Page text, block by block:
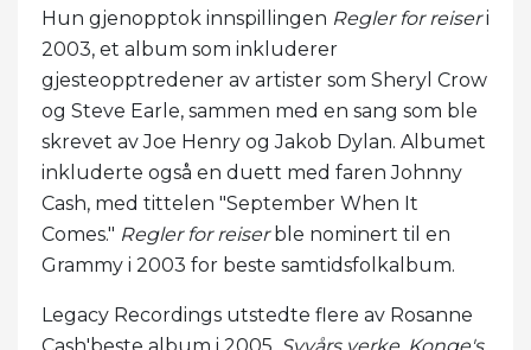
Hun gjenopptok innspillingen Regler for reiseri
2003, et album som inkluderer
gjesteopptredener av artister som Sheryl Crow
og Steve Earle, sammen med en sang som ble
skrevet av Joe Henry og Jakob Dylan. Albumet
inkluderte også en duett med faren Johnny
Cash, med tittelen "September When It
Comes." Regler for reiserble nominert til en
Grammy i 2003 for beste samtidsfolkalbum.
Legacy Recordings utstedte flere av Rosanne